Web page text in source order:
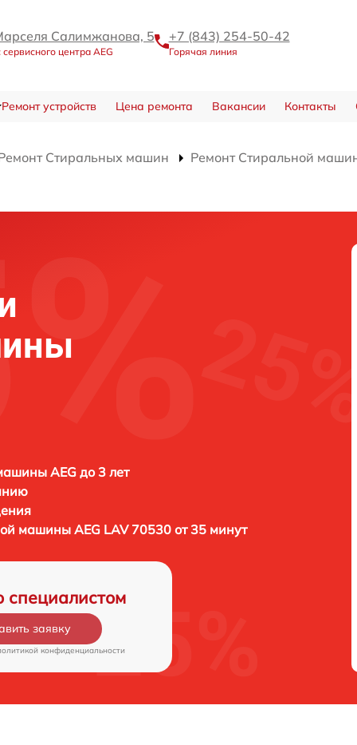
Салимжанова, 5
центра AEG
+7 (843) 254-50-42
Горячая линия
Ремонт устройств Цена ремонта Вакансии Контакты
Стиральных машин
Ремонт Стиральной
AEG до 3 лет
машины AEG LAV 70530 от 35 минут
специалистом
заявку
конфиденциальности